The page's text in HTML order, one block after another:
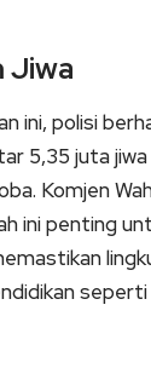
Jiwa
ini, polisi
5,35 juta
Komjen
ini penting
seperti